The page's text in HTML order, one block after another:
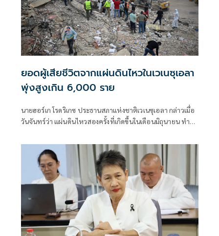
ยอดผู้เสียชีวิตจากแผ่นดินไหวในเวเนซุเอลา
พุ่งสูงเกิน 6,000 ราย
นายฮอร์เก โรดริเกซ ประธานสภาแห่งชาติเวเนซุเอลา กล่าวเมื่อ
วันจันทร์ว่า แผ่นดินไหวสองครั้งที่เกิดขึ้นในเดือนมิถุนายน ทำให้